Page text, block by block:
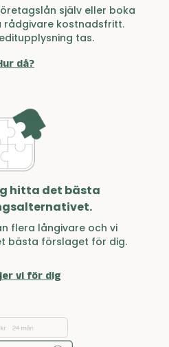
själv eller boka
rådgivare kostnadsfritt.
tas.
då?
hitta det bästa
flera långivare och vi
bästa förslaget för dig.
vi för dig